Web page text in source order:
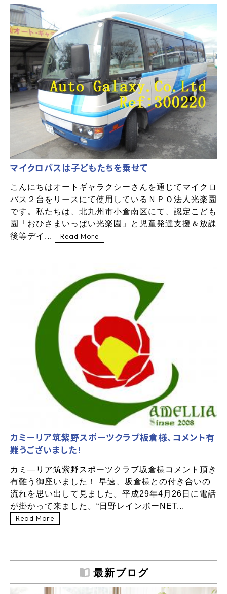
マイクロバスは子どもたちを乗せて
こんにちはオートギャラクシーさんを通じてマイクロ
バス２台をリースにて使用しているＮＰＯ法人光楽園
です。私たちは、北九州市小倉南区にて、認定こども
園「おひさまいっぱい光楽園」と児童発達支援＆放課
後等デイ...
Read More
カミーリア筑紫野スポーツクラブ板倉様、コメント有
難うございました！
カミ―リア筑紫野スポーツクラブ坂倉様コメント頂き
有難う御座いました！ 早速、坂倉様との付き合いの
流れを思い出して見ました。平成29年4月26日に電話
が掛かって来ました。“日野レインボーNET...
Read More
最新ブログ